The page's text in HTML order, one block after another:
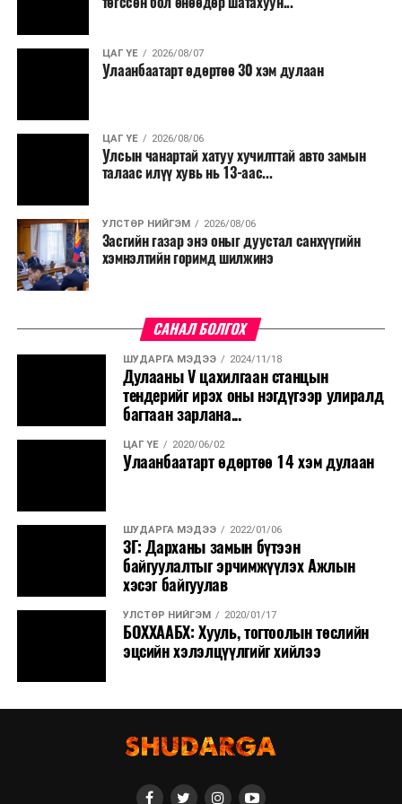
салбар бүрдээ урсгал зардлыг 20 хувиар бууруулах,
нөхөн томилгоо хийхгүй байх, аялал, амралт, зугаалга,
хамт олны урлаг, спортын арга хэмжээг зохион
байгуулахгүй байх, төрийн албанд шинэ орон тоо бий
сургалтыг цахим хэлбэрт шилжүүлэх, төрийн албан
хаагчдыг зарим өдрүүдэд цахимаар ажиллуулах арга
хэмжээг үргэлжлүүлэхийг үүрэг болголоо.
Төсвийн сахилга бат сайжирч, эдийн засгийн нөхцөл
байдал хэвийн болсон тохиолдолд эдгээр
хязгаарлалтыг үе шаттайгаар сулруулах юм.
ЦАГ ҮЕ 2026/08/07
Улаанбаатарт өдөртөө 30 хэм дулаан
ЦАГ ҮЕ 2026/08/06
Улсын чанартай хатуу хучилттай авто замын
талаас илүү хувь нь 13-аас...
УЛСТӨР НИЙГЭМ 2026/08/06
Засгийн газар энэ оныг дуустал санхүүгийн
хэмнэлтийн горимд шилжинэ
САНАЛ БОЛГОХ
ШУДАРГА МЭДЭЭ 2024/11/18
Дулааны V цахилгаан станцын
тендерийг ирэх оны нэгдүгээр улиралд
багтаан зарлана...
ЦАГ ҮЕ 2020/06/02
Улаанбаатарт өдөртөө 14 хэм дулаан
ШУДАРГА МЭДЭЭ 2022/01/06
ЗГ: Дарханы замын бүтээн
байгуулалтыг эрчимжүүлэх Ажлын
хэсэг байгуулав
УЛСТӨР НИЙГЭМ 2020/01/17
БОХХААБХ: Хууль, тогтоолын төслийн
эцсийн хэлэлцүүлгийг хийлээ